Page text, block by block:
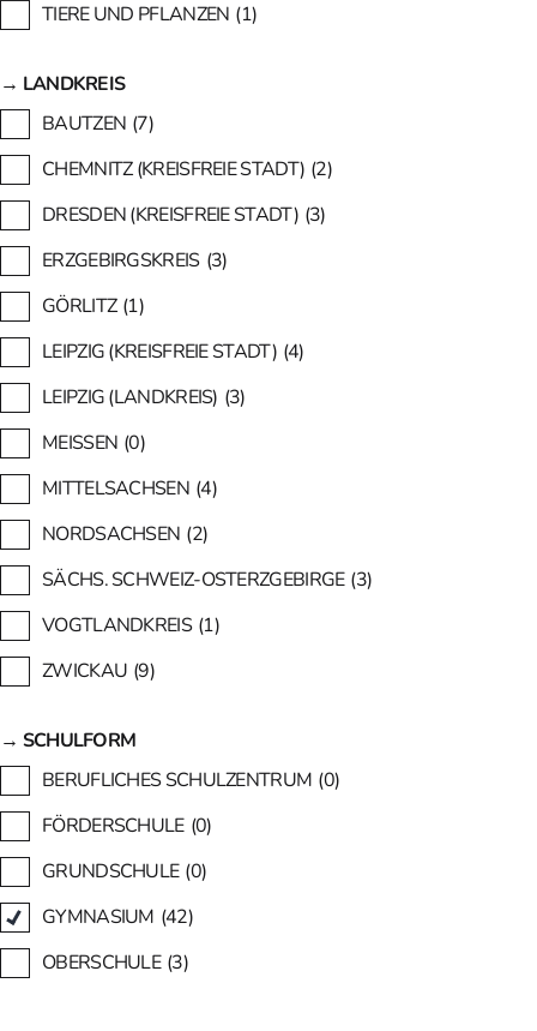
TIERE UND PFLANZEN (1)
→ LANDKREIS
BAUTZEN (7)
CHEMNITZ (KREISFREIE STADT) (2)
DRESDEN (KREISFREIE STADT) (3)
ERZGEBIRGSKREIS (3)
GÖRLITZ (1)
LEIPZIG (KREISFREIE STADT) (4)
LEIPZIG (LANDKREIS) (3)
MEISSEN
(0)
MITTELSACHSEN (4)
NORDSACHSEN (2)
SÄCHS. SCHWEIZ-OSTERZGEBIRGE (3)
VOGTLANDKREIS (1)
ZWICKAU (9)
→ SCHULFORM
BERUFLICHES SCHULZENTRUM (0)
FÖRDERSCHULE (0)
GRUNDSCHULE (0)
GYMNASIUM (42)
OBERSCHULE (3)